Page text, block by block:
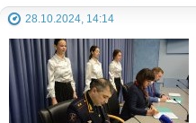
28.10.2024, 14:14